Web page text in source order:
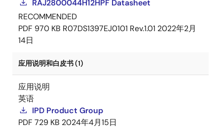
RAJ2800044H12HPF Datasheet
RECOMMENDED
PDF 970 KB R07DS1397EJ0101 Rev.1.01 2022年2月
14日
应用说明和白皮书 (1)
应用说明
英语
IPD Product Group
PDF 729 KB 2024年4月15日